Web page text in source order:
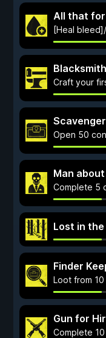
All that for
[Heal
Blacksmith
Craft your
Scavenger
Open 50
Man
Complete 5
Lost in the
Finder
Loot from
Gun for
Complete